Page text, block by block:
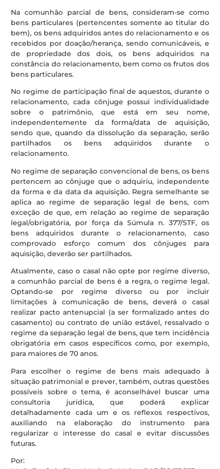
Na comunhão parcial de bens, consideram-se como
bens particulares (pertencentes somente ao titular do
bem), os bens adquiridos antes do relacionamento e os
recebidos por doação/herança, sendo comunicáveis, e
de propriedade dos dois, os bens adquiridos na
constância do relacionamento, bem como os frutos dos
bens particulares.
No regime de participação final de aquestos, durante o
relacionamento, cada cônjuge possui individualidade
sobre o patrimônio, que está em seu nome,
independentemente da forma/data de aquisição,
sendo que, quando da dissolução da separação, serão
partilhados os bens adquiridos durante o
relacionamento.
No regime de separação convencional de bens, os bens
pertencem ao cônjuge que o adquiriu, independente
da forma e da data da aquisição. Regra semelhante se
aplica ao regime de separação legal de bens, com
exceção de que, em relação ao regime de separação
legal/obrigatória, por força da Súmula n. 377/STF, os
bens adquiridos durante o relacionamento, caso
comprovado esforço comum dos cônjuges para
aquisição, deverão ser partilhados.
Atualmente, caso o casal não opte por regime diverso,
a comunhão parcial de bens é a regra, o regime legal.
Optando-se por regime diverso ou por incluir
limitações à comunicação de bens, deverá o casal
realizar pacto antenupcial (a ser formalizado antes do
casamento) ou contrato de união estável, ressalvado o
regime da separação legal de bens, que tem incidência
obrigatória em casos específicos como, por exemplo,
para maiores de 70 anos.
Para escolher o regime de bens mais adequado à
situação patrimonial e prever, também, outras questões
possíveis sobre o tema, é aconselhável buscar uma
consultoria jurídica, que poderá explicar
detalhadamente cada um e os reflexos respectivos,
auxiliando na elaboração do instrumento para
regularizar o interesse do casal e evitar discussões
futuras.
Por: